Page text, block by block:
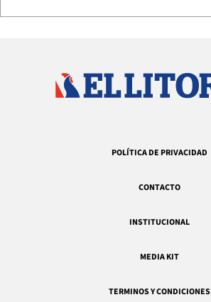
POLÍTICA DE PRIVACIDAD
CONTACTO
INSTITUCIONAL
MEDIA KIT
TERMINOS Y CONDICIONES